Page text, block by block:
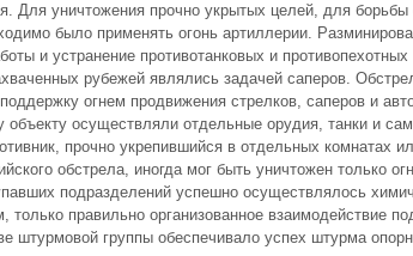
Для уничтожения прочно укрытых целей, для
было применять огонь артиллерии.
и устранение противотанковых и противопехотных
рубежей являлись задачей саперов.
огнем продвижения стрелков, саперов и
осуществляли отдельные орудия, танки и
прочно укрепившийся в отдельных комнатах
обстрела, иногда мог быть уничтожен только
подразделений успешно осуществлялось
только правильно организованное взаимодействие
штурмовой группы обеспечивало успех штурма